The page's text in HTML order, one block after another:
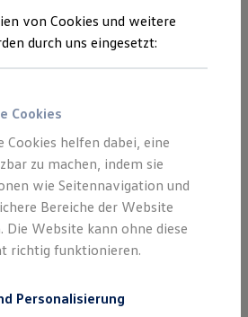
Angebote
Leasing
Leasing
ohne Anzahlung
mit Schlussrate
und Garantien
Class bei Volkswagen
Unfallpotenzial erkennen und
Vorkehrungen ergreifen
werden bis auf einen
Sicherheitsgurte werden
um Fahrer und Beifahrer zu
werden aktiviert.
von Cookies und weitere
durch uns eingesetzt:
Cookies
Cookies helfen dabei, eine
zu machen, indem sie
wie Seitennavigation und
Bereiche der Website
Die Website kann ohne diese
richtig funktionieren.
Personalisierung